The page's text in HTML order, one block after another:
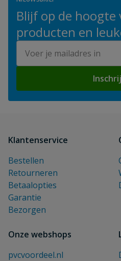
Blijf op de hoogte
producten en
Klantenservice
Bestellen
Retourneren
Betaalopties
Garantie
Bezorgen
Onze webshops
pvcvoordeel.nl